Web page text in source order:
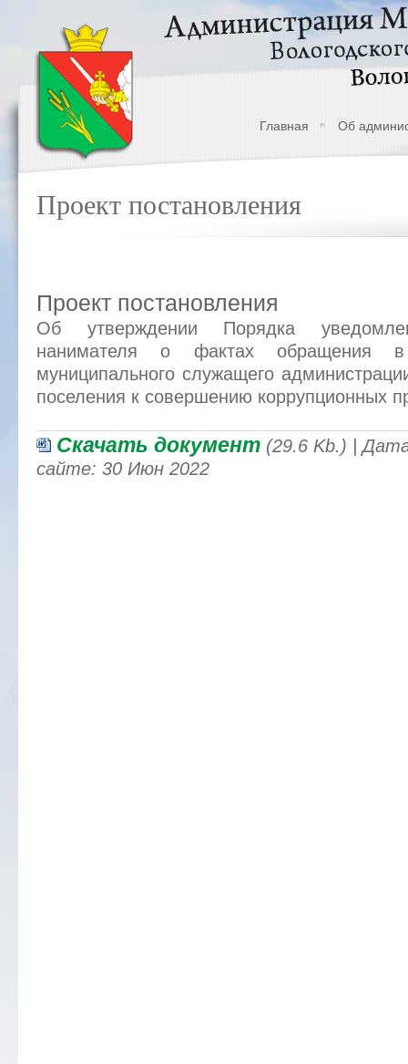
Главная Об
Проект постановления
Проект постановления
Об утверждении Порядка
нанимателя о фактах обращения
муниципального служащего
поселения к совершению коррупционных
Скачать документ (29.6 Kb.) |
сайте: 30 Июн 2022